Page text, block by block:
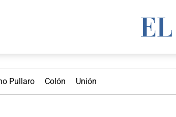
Pullaro Colón Unión